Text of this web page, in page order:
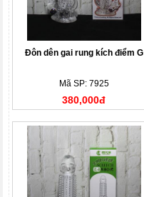
Đôn dên gai rung kích điểm G
Mã SP: 7925
380,000đ